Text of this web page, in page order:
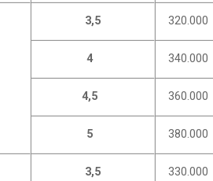
3,5 320.000
4 340.000
4,5 360.000
5 380.000
3,5 330.000